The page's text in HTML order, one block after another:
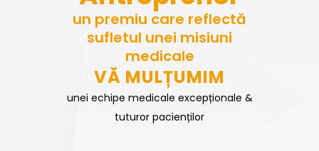
un premiu care reflectă
sufletul unei misiuni
medicale
VĂ MULȚUMIM
unei echipe medicale excepționale &
tuturor pacienților